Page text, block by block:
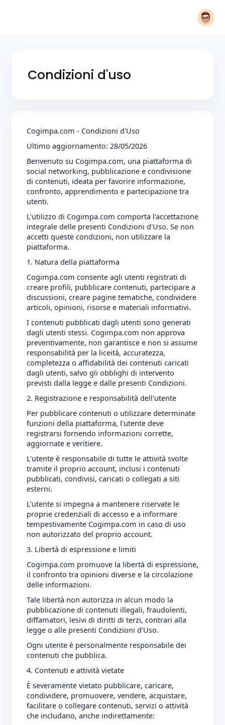
Condizioni d'uso
Cogimpa.com - Condizioni d'Uso
Ultimo aggiornamento: 28/05/2026
Benvenuto su Cogimpa.com, una piattaforma di
social networking, pubblicazione e condivisione
di contenuti, ideata per favorire informazione,
confronto, apprendimento e partecipazione tra
utenti.
L'utilizzo di Cogimpa.com comporta l'accettazione
integrale delle presenti Condizioni d'Uso. Se non
accetti queste condizioni, non utilizzare la
piattaforma.
1. Natura della piattaforma
Cogimpa.com consente agli utenti registrati di
creare profili, pubblicare contenuti, partecipare a
discussioni, creare pagine tematiche, condividere
articoli, opinioni, risorse e materiali informativi.
I contenuti pubblicati dagli utenti sono generati
dagli utenti stessi. Cogimpa.com non approva
preventivamente, non garantisce e non si assume
responsabilità per la liceità, accuratezza,
completezza o affidabilità dei contenuti caricati
dagli utenti, salvo gli obblighi di intervento
previsti dalla legge e dalle presenti Condizioni.
2. Registrazione e responsabilità dell'utente
Per pubblicare contenuti o utilizzare determinate
funzioni della piattaforma, l'utente deve
registrarsi fornendo informazioni corrette,
aggiornate e veritiere.
L'utente è responsabile di tutte le attività svolte
tramite il proprio account, inclusi i contenuti
pubblicati, condivisi, caricati o collegati a siti
esterni.
L'utente si impegna a mantenere riservate le
proprie credenziali di accesso e a informare
tempestivamente Cogimpa.com in caso di uso
non autorizzato del proprio account.
3. Libertà di espressione e limiti
Cogimpa.com promuove la libertà di espressione,
il confronto tra opinioni diverse e la circolazione
delle informazioni.
Tale libertà non autorizza in alcun modo la
pubblicazione di contenuti illegali, fraudolenti,
diffamatori, lesivi di diritti di terzi, contrari alla
legge o alle presenti Condizioni d'Uso.
Ogni utente è personalmente responsabile dei
contenuti che pubblica.
4. Contenuti e attività vietate
È severamente vietato pubblicare, caricare,
condividere, promuovere, vendere, acquistare,
facilitare o collegare contenuti, servizi o attività
che includano, anche indirettamente: